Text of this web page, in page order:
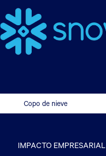
Copo de nieve
IMPACTO EMPRESARIAL